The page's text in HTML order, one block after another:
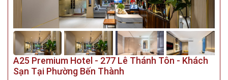
A25 Premium Hotel - 277 Lê Thánh Tôn - Khách
Sạn Tại Phường Bến Thành